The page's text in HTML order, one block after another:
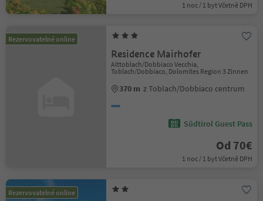
1 noc / 1 byt Včetně DPH
Rezervovatelné online
Residence Mairhofer
Alttoblach/Dobbiaco Vecchia,
Toblach/Dobbiaco, Dolomites Region 3 Zinnen
370 m z Toblach/Dobbiaco centrum
Südtirol Guest Pass
Od 70€
1 noc / 1 byt Včetně DPH
Rezervovatelné online